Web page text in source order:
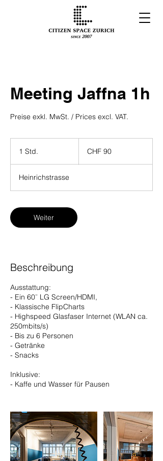
Meeting Jaffna 1h
Preise exkl. MwSt. / Prices excl. VAT.
1 Std.
d
francsCHF 90
Heinrichstrasse
Weiter
Beschreibung
Ausstattung:
- Ein 60¨ LG Screen/HDMI,
- Klassische FlipCharts
- Highspeed Glasfaser Internet (WLAN ca.
250mbits/s)
- Bis zu 6 Personen
- Getränke
- Snacks
Inklusive:
- Kaffe und Wasser für Pausen